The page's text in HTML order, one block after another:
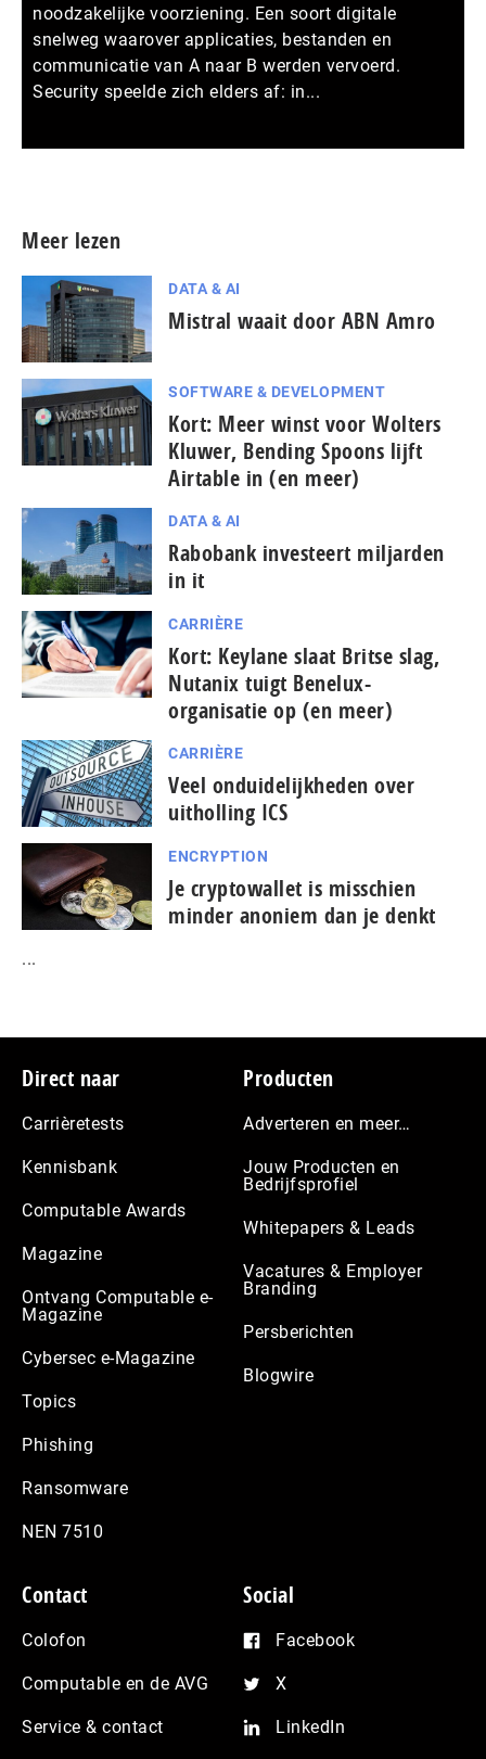
noodzakelijke voorziening. Een soort digitale
snelweg waarover applicaties, bestanden en
communicatie van A naar B werden vervoerd.
Security speelde zich elders af: in...
Meer lezen
DATA & AI
Mistral waait door ABN Amro
SOFTWARE & DEVELOPMENT
Kort: Meer winst voor Wolters
Kluwer, Bending Spoons lijft
Airtable in (en meer)
DATA & AI
Rabobank investeert miljarden
in it
CARRIÈRE
Kort: Keylane slaat Britse slag,
Nutanix tuigt Benelux-
organisatie op (en meer)
CARRIÈRE
Veel on­dui­de­lijk­he­den over
uitholling ICS
ENCRYPTION
Je cryptowallet is misschien
minder anoniem dan je denkt
...
Footer
Direct naar
Carrièretests
Kennisbank
Computable Awards
Magazine
Ontvang Computable e-
Magazine
Cybersec e-Magazine
Topics
Phishing
Ransomware
NEN 7510
Producten
Adverteren en meer…
Jouw Producten en
Bedrijfsprofiel
Whitepapers & Leads
Vacatures & Employer
Branding
Persberichten
Blogwire
Contact
Colofon
Computable en de AVG
Service & contact
Social
Facebook
X
LinkedIn